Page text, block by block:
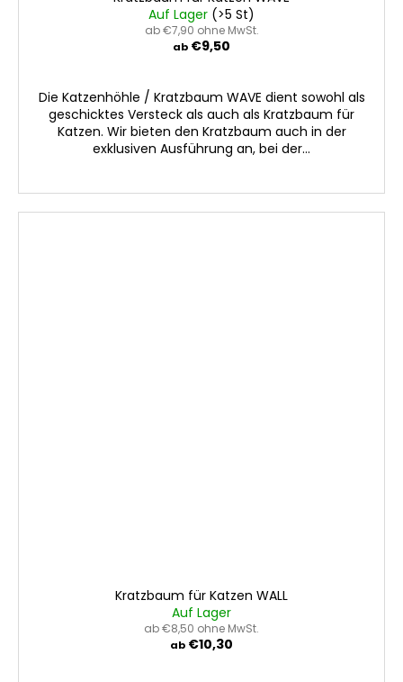
Auf Lager (>5 St)
ab €7,90 ohne MwSt.
ab €9,50
Die Katzenhöhle / Kratzbaum WAVE dient sowohl als
geschicktes Versteck als auch als Kratzbaum für
Katzen. Wir bieten den Kratzbaum auch in der
exklusiven Ausführung an, bei der...
Kratzbaum für Katzen WALL
Auf Lager
ab €8,50 ohne MwSt.
ab €10,30